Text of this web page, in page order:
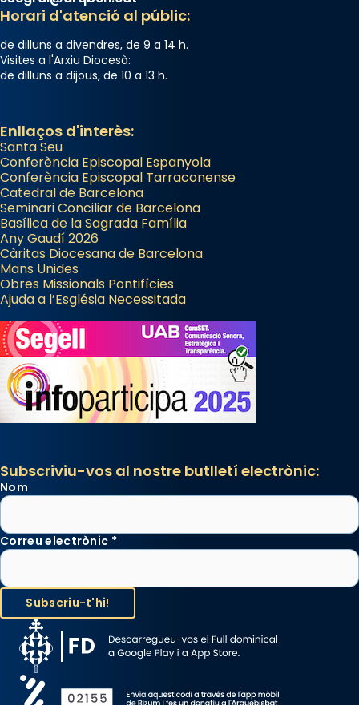
Horari d'atenció al públic:
de dilluns a divendres, de 9 a 14 h.
Visites a l'Arxiu Diocesà:
de dilluns a dijous, de 10 a 13 h.
Enllaços d'interès:
Santa Seu
Conferència Episcopal Espanyola
Conferència Episcopal Tarraconense
Catedral de Barcelona
Seminari Conciliar de Barcelona
Basílica de la Sagrada Família
Any Gaudí 2026
Càritas Diocesana de Barcelona
Mans Unides
Obres Missionals Pontifícies
Ajuda a l’Església Necessitada
Subscriviu-vos al nostre butlletí electrònic:
Nom
Correu electrònic *